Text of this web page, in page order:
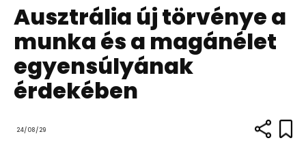
Ausztrália új törvénye a
munka és a magánélet
egyensúlyának
érdekében
24/08/29